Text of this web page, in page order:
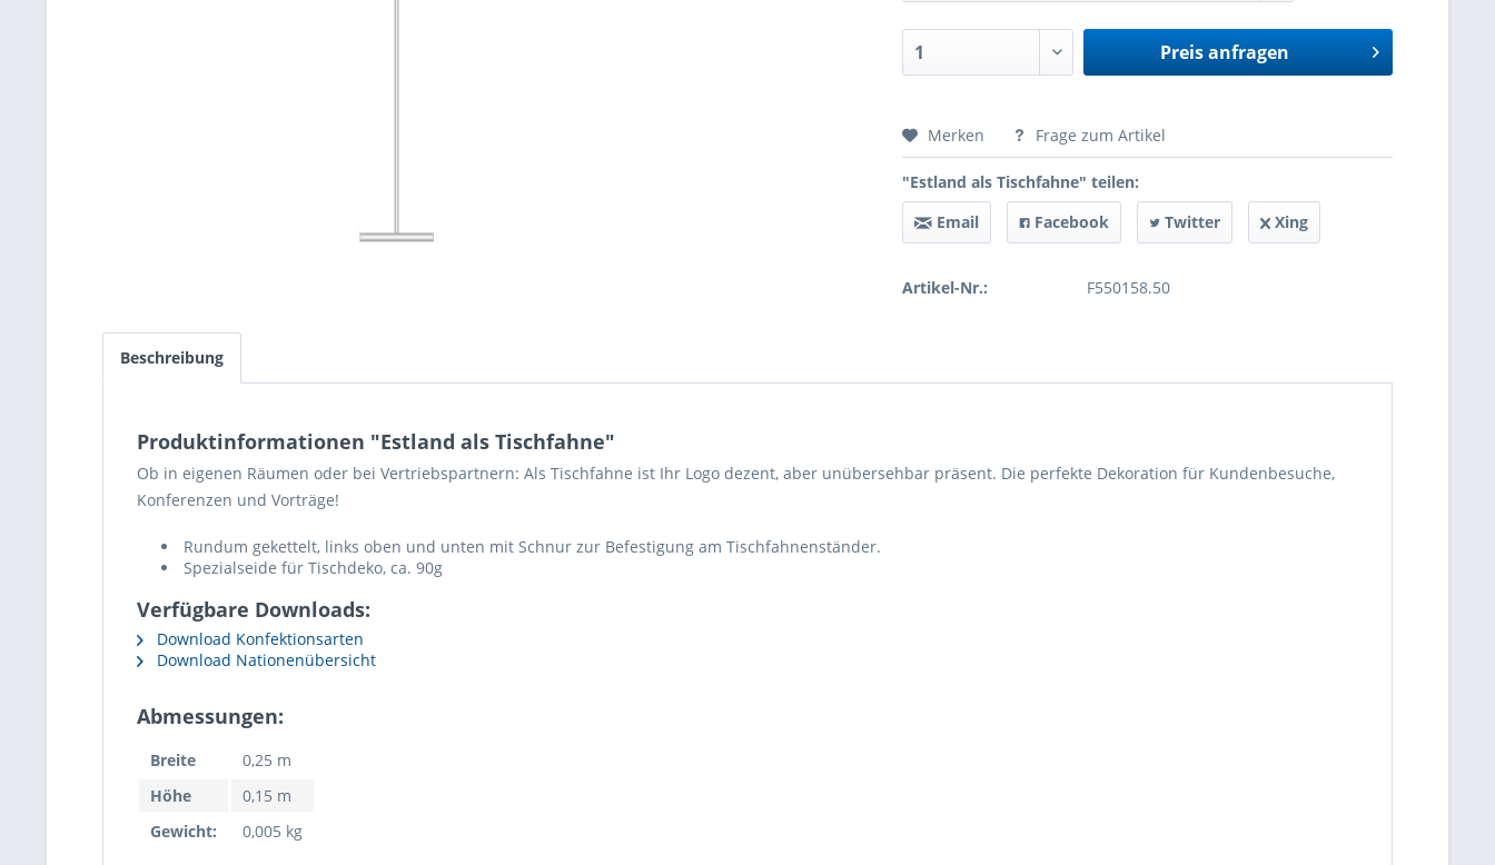
Preis anfragen
Preis anfragen
Merken Frage zum Artikel
"Estland als Tischfahne" teilen:
Email
Facebook Twitter Xing
Artikel-Nr.: F550158.50
Beschreibung
Produktinformationen "Estland als Tischfahne"
Ob in eigenen Räumen oder bei Vertriebspartnern: Als Tischfahne ist Ihr Logo dezent, aber unübersehbar präsent. Die perfekte Dekoration für Kundenbesuche,
Konferenzen und Vorträge!
Rundum gekettelt, links oben und unten mit Schnur zur Befestigung am Tischfahnenständer.
Spezialseide für Tischdeko, ca. 90g
Verfügbare Downloads:
Download Konfektionsarten
Download Nationenübersicht
Abmessungen:
Breite
0,25 m
Höhe
0,15 m
Gewicht:
0,005 kg